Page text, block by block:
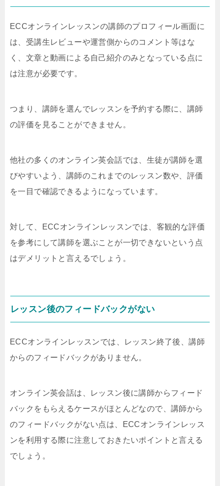
ECCオンラインレッスンの講師のプロフィール画面に
は、受講生レビューや運営側からのコメント等はな
く、文章と動画による自己紹介のみとなっている点に
は注意が必要です。
つまり、講師を選んでレッスンを予約する際に、講師
の評価を見ることができません。
他社の多くのオンライン英会話では、生徒が講師を選
びやすいよう、講師のこれまでのレッスン数や、評価
を一目で確認できるようになっています。
対して、ECCオンラインレッスンでは、客観的な評価
を参考にして講師を選ぶことが一切できないという点
はデメリットと言えるでしょう。
レッスン後のフィードバックがない
ECCオンラインレッスンでは、レッスン終了後、講師
からのフィードバックがありません。
オンライン英会話は、レッスン後に講師からフィード
バックをもらえるケースがほとんどなので、講師から
のフィードバックがない点は、ECCオンラインレッス
ンを利用する際に注意しておきたいポイントと言える
でしょう。